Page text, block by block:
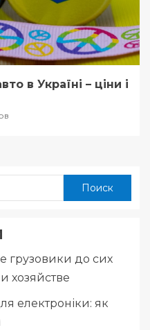
в Україні – ціни і
грузовики до сих
хозяйстве
електроніки: як